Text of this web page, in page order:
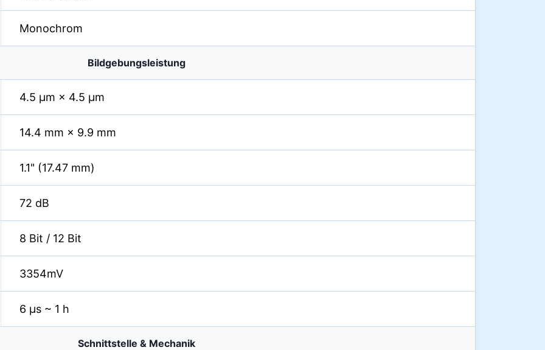
Monochrom
Bildgebungsleistung
4.5 µm × 4.5 µm
14.4 mm × 9.9 mm
1.1" (17.47 mm)
72 dB
8 Bit / 12 Bit
3354mV
6 µs ~ 1 h
Schnittstelle & Mechanik